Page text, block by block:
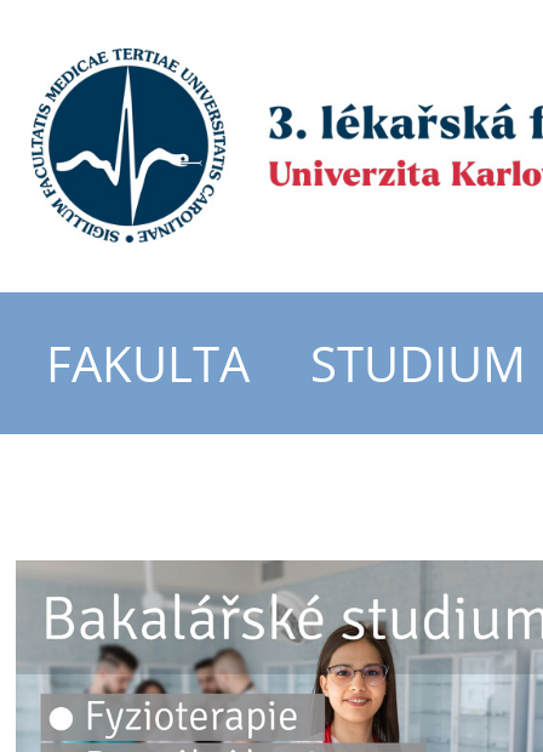
FAKULTA STUDIUM